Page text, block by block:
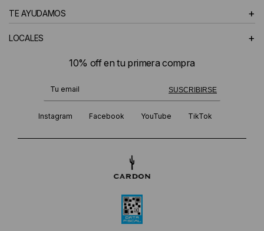
TE AYUDAMOS +
LOCALES +
10% off en tu primera compra
SUSCRIBIRSE
¡Te suscribiste exitosamente!
Instagram Facebook YouTube TikTok